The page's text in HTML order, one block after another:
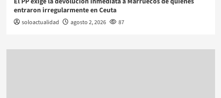
entraron irregularmente en Ceuta
soloactualidad agosto 2, 2026 87